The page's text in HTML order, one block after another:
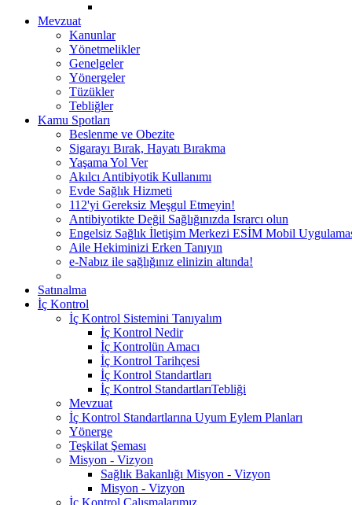
Mevzuat
Kanunlar
Yönetmelikler
Genelgeler
Yönergeler
Tüzükler
Tebliğler
Kamu Spotları
Beslenme ve Obezite
Sigarayı Bırak, Hayatı Bırakma
Yaşama Yol Ver
Akılcı Antibiyotik Kullanımı
Evde Sağlık Hizmeti
112'yi Gereksiz Meşgul Etmeyin!
Antibiyotikte Değil Sağlığınızda Israrcı olun
Engelsiz Sağlık İletişim Merkezi ESİM Mobil
Aile Hekiminizi Erken Tanıyın
e-Nabız ile sağlığınız elinizin altında!
Satınalma
İç Kontrol
İç Kontrol Sistemini Tanıyalım
İç Kontrol Nedir
İç Kontrolün Amacı
İç Kontrol Tarihçesi
İç Kontrol Standartları
İç Kontrol StandartlarıTebliği
Mevzuat
İç Kontrol Standartlarına Uyum Eylem Planları
Yönerge
Teşkilat Şeması
Misyon - Vizyon
Sağlık Bakanlığı Misyon - Vizyon
Misyon - Vizyon
İç Kontrol Çalışmalarımız